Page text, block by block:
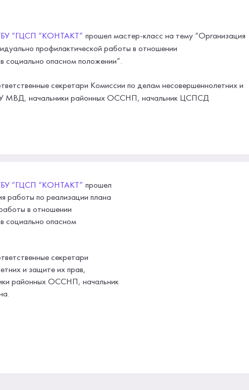
“ГЦСП “КОНТАКТ” прошел мастер-класс на тему “Организация
профилактической работы в отношении
социально опасном положении”.
секретари Комиссии по делам несовершеннолетних и
МВД, начальники районных ОССНП, начальник ЦСПСД
“ГЦСП “КОНТАКТ” прошел
работы по реализации плана
в отношении
социально опасном
секретари
и защите их прав,
районных ОССНП, начальник